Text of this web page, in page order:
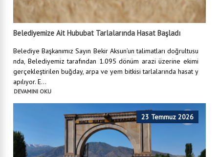
Belediyemize Ait Hububat Tarlalarında Hasat Başladı
Belediye Başkanımız Sayın Bekir Aksun’un talimatları doğrultusu
nda, Belediyemiz tarafından 1.095 dönüm arazi üzerine ekimi
gerçekleştirilen buğday, arpa ve yem bitkisi tarlalarında hasat y
apılıyor. E...
DEVAMINI OKU
23 Temmuz 2026